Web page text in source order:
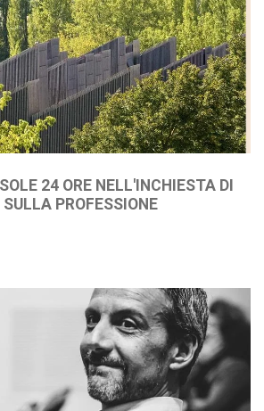
24 ORE NELL'INCHIESTA DI
PROFESSIONE